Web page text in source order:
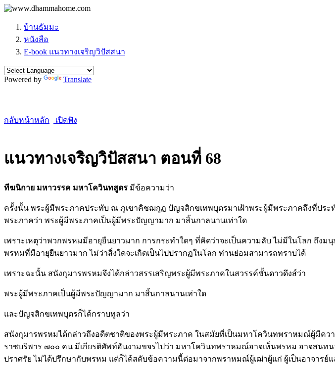
บ้านธัมมะ
หนังสือ
E-book แนวทางเจริญวิปัสสนา
Powered by Translate
กลับหน้าหลัก เปิดฟัง
แนวทางเจริญวิปัสสนา ตอนที่ 68
ทีฆนิกาย มหาวรรค มหาโควินทสูตร มีข้อความว่า
ครั้งนั้น พระผู้มีพระภาคประทับ ณ ภูเขาคิชฌกูฏ ปัญจสิกขเทพบุตรมาเฝ้าพระผู้มีพระภาคถึงที่ปร
พระภาคว่า พระผู้มีพระภาคเป็นผู้มีพระปัญญามาก มาสิ้นกาลนานเท่าใด
เพราะเหตุว่าพวกพรหมมีอายุยืนยาวมาก การกระทำใดๆ ที่คิดว่าจะเป็นความลับ ไม่มีในโลก ถึง
พรหมที่มีอายุยืนยาวมาก ไม่ว่าสิ่งใดจะเกิดเป็นไปปรากฏในโลก ท่านย่อมสามารถทราบได้
เพราะฉะนั้น สนังกุมารพรหมจึงได้กล่าวสรรเสริญพระผู้มีพระภาคในสวรรค์ชั้นดาวดึงส์ว่า
พระผู้มีพระภาคเป็นผู้มีพระปัญญามาก มาสิ้นกาลนานเท่าใด
และปัญจสิกขเทพบุตรก็ได้กราบทูลว่า
สนังกุมารพรหมได้กล่าวถึงอดีตชาติของพระผู้มีพระภาค ในสมัยที่เป็นมหาโควินทพราหมณ์ผู้มี
ราชบริพาร ๗๐๐ คน มีเกียรติศัพท์อันงามขจรไปว่า มหาโควินทพราหมณ์อาจเห็นพรหม อาจสน
ปราศรัย ไม่ได้ปรึกษากับพรหม แต่ก็ได้สดับข้อความนี้ต่อมาจากพราหมณ์ผู้เฒ่าผู้แก่ ผู้เป็นอาจารย์